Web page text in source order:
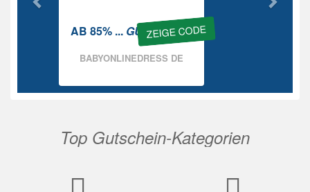
ZEIGE CODE
AB 85% ... GUTSCHEIN
BABYONLINEDRESS DE
Top Gutschein-Kategorien